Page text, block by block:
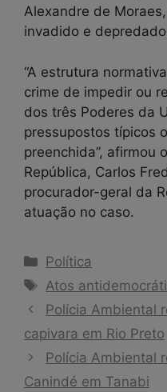
Alexandre de
invadido e
“A estrutura
crime de impedir ou
dos três Poderes da
pressupostos típicos
preenchida”, afirmou
República, Carlos
procurador-geral da
atuação no caso.
Categorias
Política
Tags
Atos
Polícia Ambiental
capivara em Rio Preto
Polícia Ambiental
Canindé em Tanabi